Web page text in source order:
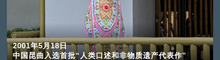
2001年5月18日
中国昆曲入选首批“人类口述和非物质遗产代表作”